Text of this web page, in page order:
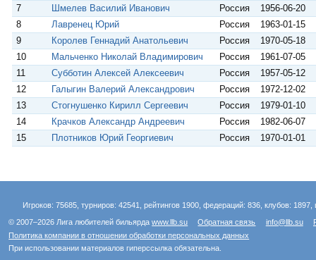
7
Шмелев Василий Иванович Россия
1956-06-20
8
Лавренец Юрий Россия
1963-01-15
9
Королев Геннадий Анатольевич Россия
1970-05-18
10
Мальченко Николай Владимирович Россия
1961-07-05
11
Субботин Алексей Алексеевич Россия
1957-05-12
12
Галыгин Валерий Александрович Россия
1972-12-02
13
Стогнушенко Кирилл Сергеевич Россия
1979-01-10
14
Крачков Александр Андреевич Россия
1982-06-07
15
Плотников Юрий Георгиевич Россия 1970-01-01
Игроков: 75685, турниров: 42541, рейтингов 1900, федераций: 836, клубов:
© 2007–2026 Лига любителей бильярдаwww.llb.su Обратная связь info@llb.su
Политика компании в отношении обработки персональных данных
При использовании материалов гиперссылка обязательна.